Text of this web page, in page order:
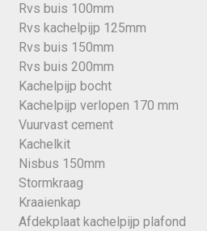
Rvs buis 100mm
Rvs kachelpijp 125mm
Rvs buis 150mm
Rvs buis 200mm
Kachelpijp bocht
Kachelpijp verlopen 170 mm
Vuurvast cement
Kachelkit
Nisbus 150mm
Stormkraag
Kraaienkap
Afdekplaat kachelpijp plafond